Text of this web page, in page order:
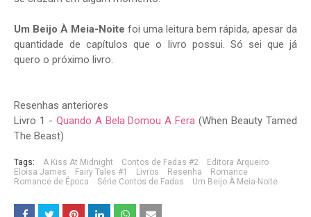
Um Beijo À Meia-Noite foi uma leitura bem rápida, apesar da
quantidade de capítulos que o livro possui. Só sei que já
quero o próximo livro.
Resenhas anteriores
Livro 1 - Quando A Bela Domou A Fera (When Beauty Tamed
The Beast)
Tags: A Kiss At Midnight Contos de Fadas #2
Editora Arqueiro
Eloisa James
Fairy Tales #1 Livros Resenha
Romance
Romance de Época
Série Contos de Fadas Um Beijo À Meia-Noite